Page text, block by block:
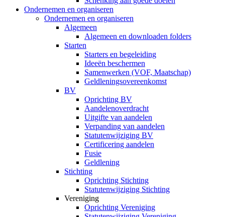
Ondernemen en organiseren
Ondernemen en organiseren
Algemeen
Algemeen en downloaden folders
Starten
Starters en begeleiding
Ideeën beschermen
Samenwerken (VOF, Maatschap)
Geldleningsovereenkomst
BV
Oprichting BV
Aandelenoverdracht
Uitgifte van aandelen
Verpanding van aandelen
Statutenwijziging BV
Certificering aandelen
Fusie
Geldlening
Stichting
Oprichting Stichting
Statutenwijziging Stichting
Vereniging
Oprichting Vereniging